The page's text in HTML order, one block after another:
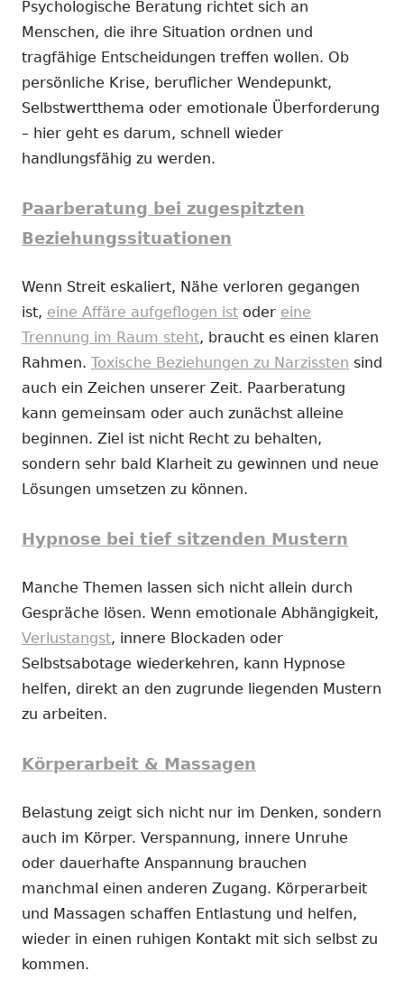
Psychologische Beratung richtet sich an
Menschen, die ihre Situation ordnen und
tragfähige Entscheidungen treffen wollen. Ob
persönliche Krise, beruflicher Wendepunkt,
Selbstwertthema oder emotionale Überforderung
– hier geht es darum, schnell wieder
handlungsfähig zu werden.
Paarberatung bei zugespitzten
Beziehungssituationen
Wenn Streit eskaliert, Nähe verloren gegangen
ist, eine Affäre aufgeflogen ist oder eine
Trennung im Raum steht, braucht es einen klaren
Rahmen. Toxische Beziehungen zu Narzissten sind
auch ein Zeichen unserer Zeit. Paarberatung
kann gemeinsam oder auch zunächst alleine
beginnen. Ziel ist nicht Recht zu behalten,
sondern sehr bald Klarheit zu gewinnen und neue
Lösungen umsetzen zu können.
Hypnose bei tief sitzenden Mustern
Manche Themen lassen sich nicht allein durch
Gespräche lösen. Wenn emotionale Abhängigkeit,
Verlustangst, innere Blockaden oder
Selbstsabotage wiederkehren, kann Hypnose
helfen, direkt an den zugrunde liegenden Mustern
zu arbeiten.
Körperarbeit & Massagen
Belastung zeigt sich nicht nur im Denken, sondern
auch im Körper. Verspannung, innere Unruhe
oder dauerhafte Anspannung brauchen
manchmal einen anderen Zugang. Körperarbeit
und Massagen schaffen Entlastung und helfen,
wieder in einen ruhigen Kontakt mit sich selbst zu
kommen.